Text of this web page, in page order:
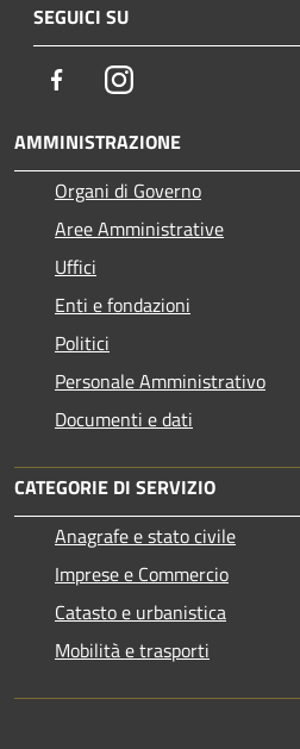
SEGUICI SU
FacebookInstagram
AMMINISTRAZIONE
Organi di Governo
Aree Amministrative
Uffici
Enti e fondazioni
Politici
Personale Amministrativo
Documenti e dati
CATEGORIE DI SERVIZIO
Anagrafe e stato civile
Imprese e Commercio
Catasto e urbanistica
Mobilità e trasporti